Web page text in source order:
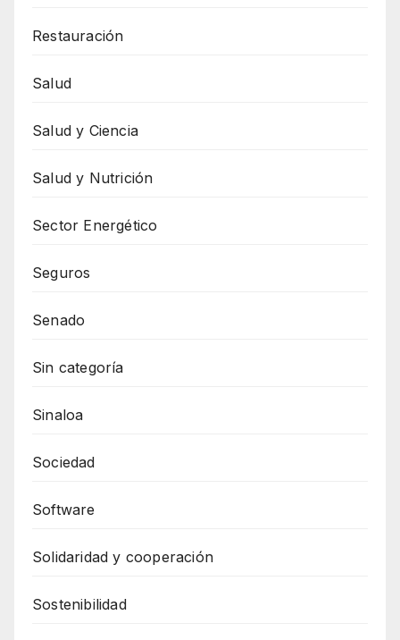
Restauración
Salud
Salud y Ciencia
Salud y Nutrición
Sector Energético
Seguros
Senado
Sin categoría
Sinaloa
Sociedad
Software
Solidaridad y cooperación
Sostenibilidad